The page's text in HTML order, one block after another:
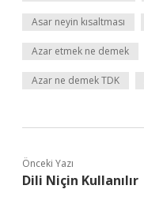
Asar neyin kısaltması
Azar etmek ne demek
Azar ne demek TDK
Önceki Yazı
Dili Niçin Kullanılır